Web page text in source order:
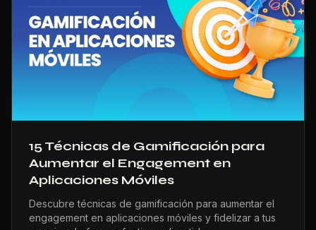
15 Técnicas de Gamificación para
Aumentar el Engagement en
Aplicaciones Móviles
Descubre técnicas de gamificación para aumentar el
engagement en aplicaciones móviles y fidelizar a tus